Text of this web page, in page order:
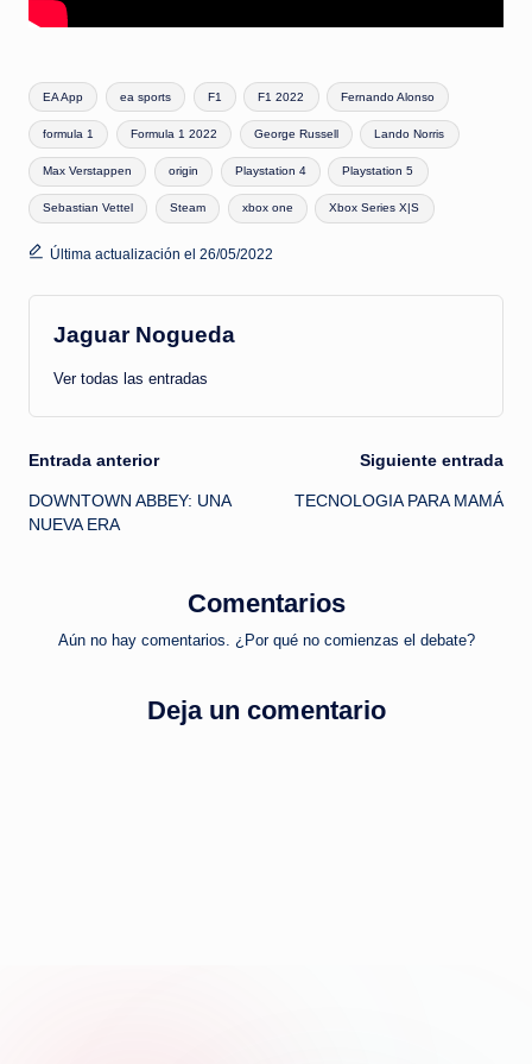
Etiquetas:
EA App ea sports F1 F1 2022 Fernando Alonso
formula 1 Formula 1 2022 George Russell Lando Norris
Max Verstappen origin Playstation 4 Playstation 5
Sebastian Vettel Steam xbox one Xbox Series X|S
Última actualización el 26/05/2022
Jaguar Nogueda
Ver todas las entradas
Navegación
de
Entrada anterior
DOWNTOWN ABBEY: UNA
NUEVA ERA
Siguiente entrada
TECNOLOGIA PARA MAMÁ
Comentarios
Aún no hay comentarios. ¿Por qué no comienzas el debate?
Deja un comentario